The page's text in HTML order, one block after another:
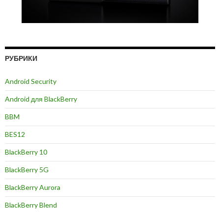
РУБРИКИ
Android Security
Android для BlackBerry
BBM
BES12
BlackBerry 10
BlackBerry 5G
BlackBerry Aurora
BlackBerry Blend